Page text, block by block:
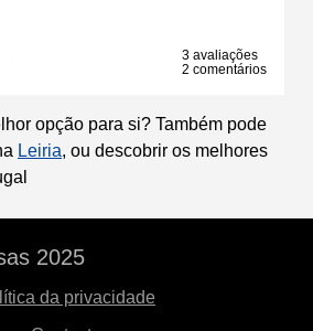
3 avaliações
2 comentários
opção para si? Também pode
Leiria, ou descobrir os melhores
2025
da privacidade